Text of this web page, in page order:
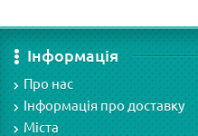
Інформація
Про нас
Інформація про доставку
Міста